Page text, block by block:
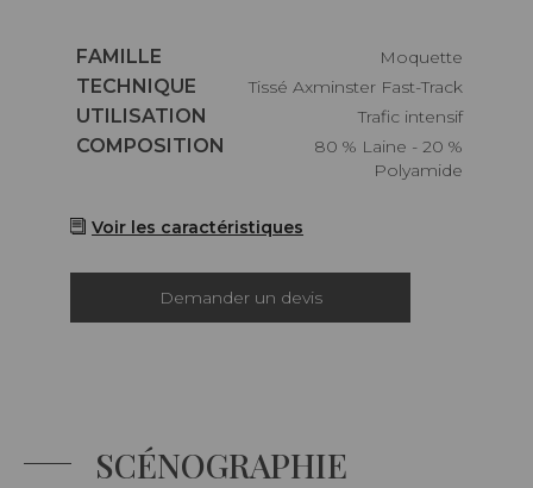
Caractéristiques
FAMILLE
Moquette
Caractéristiques
TECHNIQUE
Tissé Axminster Fast-Track
Caractéristiques
UTILISATION
Trafic intensif
Caractéristiques
COMPOSITION
80 % Laine - 20 %
Polyamide
Voir les caractéristiques
Demander un devis
SCÉNOGRAPHIE